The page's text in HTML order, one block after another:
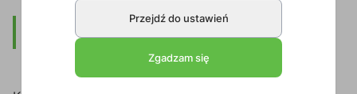
Przejdź do ustawień
Zgadzam się